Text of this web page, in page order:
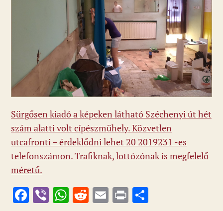
Sürgősen kiadó a képeken látható Széchenyi út hét
szám alatti volt cípészmühely. Közvetlen
utcafronti – érdeklődni lehet 20 2019231 -es
telefonszámon. Trafiknak, lottózónak is megfelelő
méretű.
F Vi W R E Pr